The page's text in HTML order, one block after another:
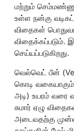
மற்றும்
உள்ள நன்கு
விதைகள்
விதைக்கப்படும்.
செய்யப்படுகிறது.
வெல்வெட் பீன்
கொடி
அடி) உயரம்
சுமார் ஏழு
அடைவதற்கு